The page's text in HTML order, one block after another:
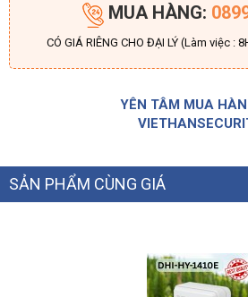
MUA HÀNG:
CÓ GIÁ RIÊNG CHO ĐẠI LÝ (Làm việc :
YÊN TÂM MUA
SẢN PHẨM CÙNG GIÁ